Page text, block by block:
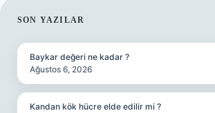
SIDEBAR
SON YAZILAR
Baykar değeri ne kadar ?
Ağustos 6, 2026
Kandan kök hücre elde edilir mi ?